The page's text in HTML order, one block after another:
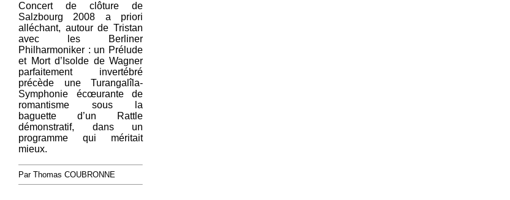
Concert de clôture de
Salzbourg 2008 a priori
alléchant, autour de Tristan
avec les Berliner
Philharmoniker : un Prélude
et Mort d’Isolde de Wagner
parfaitement invertébré
précède une Turangalîla-
Symphonie écœurante de
romantisme sous la
baguette d’un Rattle
démonstratif, dans un
programme qui méritait
mieux.
Par Thomas COUBRONNE